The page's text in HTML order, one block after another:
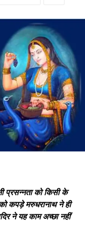
प्रसन्नता को किसी के
को कपड़े मरुधरानाथ ने ही
ने यह काम अच्छा नहीं